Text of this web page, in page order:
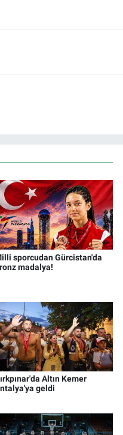
sporcudan Gürcistan'da
madalya!
Altın Kemer
geldi